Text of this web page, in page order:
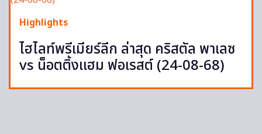
Highlights
ไฮไลท์พรีเมียร์ลีก ล่าสุด คริสตัล พาเลซ
vs น็อตติ้งแฮม ฟอเรสต์ (24-08-68)